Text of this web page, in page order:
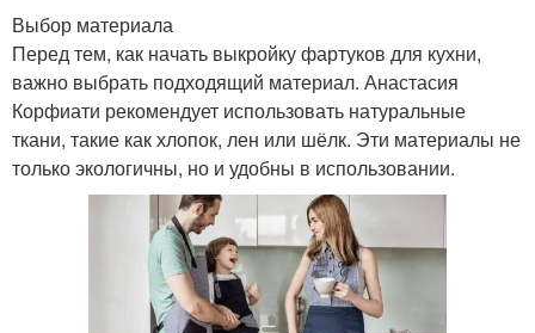
Выбор материала
Перед тем, как начать выкройку фартуков для кухни,
важно выбрать подходящий материал. Анастасия
Корфиати рекомендует использовать натуральные
ткани, такие как хлопок, лен или шёлк. Эти материалы не
только экологичны, но и удобны в использовании.